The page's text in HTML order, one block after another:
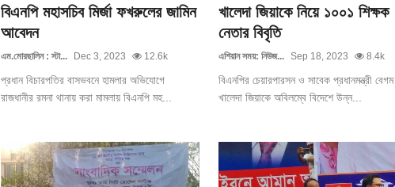
বিএনপি মহাসচিব মির্জা ফখরুলের জামিন
আবেদন
এম.মোরছালিন : স্টা... Dec 3, 2023 12.6k
প্রধান বিচারপতির বাসভবনে হামলার অভিযোগে
রাজধানীর রমনা থানায় করা মামলায় বিএনপি মহ...
খালেদা জিয়াকে নিয়ে ১০০১ শিক্ষক
নেতার বিবৃতি
এশিয়ান সময়: নিউজ... Sep 18, 2023 8.4k
বিএনপির চেয়ারপারসন ও সাবেক প্রধানমন্ত্রী বেগম
খালেদা জিয়াকে অবিলম্বে বিদেশে উন্ন...